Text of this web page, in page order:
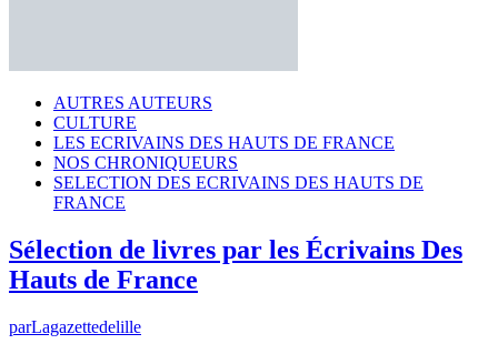
AUTRES AUTEURS
CULTURE
LES ECRIVAINS DES HAUTS DE FRANCE
NOS CHRONIQUEURS
SELECTION DES ECRIVAINS DES HAUTS DE
FRANCE
Sélection de livres par les Écrivains Des
Hauts de France
parLagazettedelille